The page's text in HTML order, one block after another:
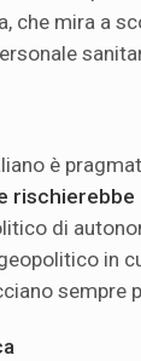
che mira a
è
rischierebbe
di
in
sempre